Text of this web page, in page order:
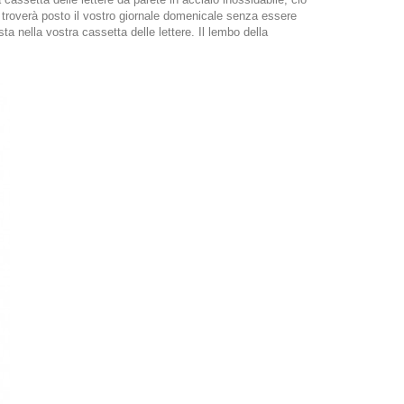
posto il vostro giornale domenicale senza essere
nella vostra cassetta delle lettere. Il lembo della